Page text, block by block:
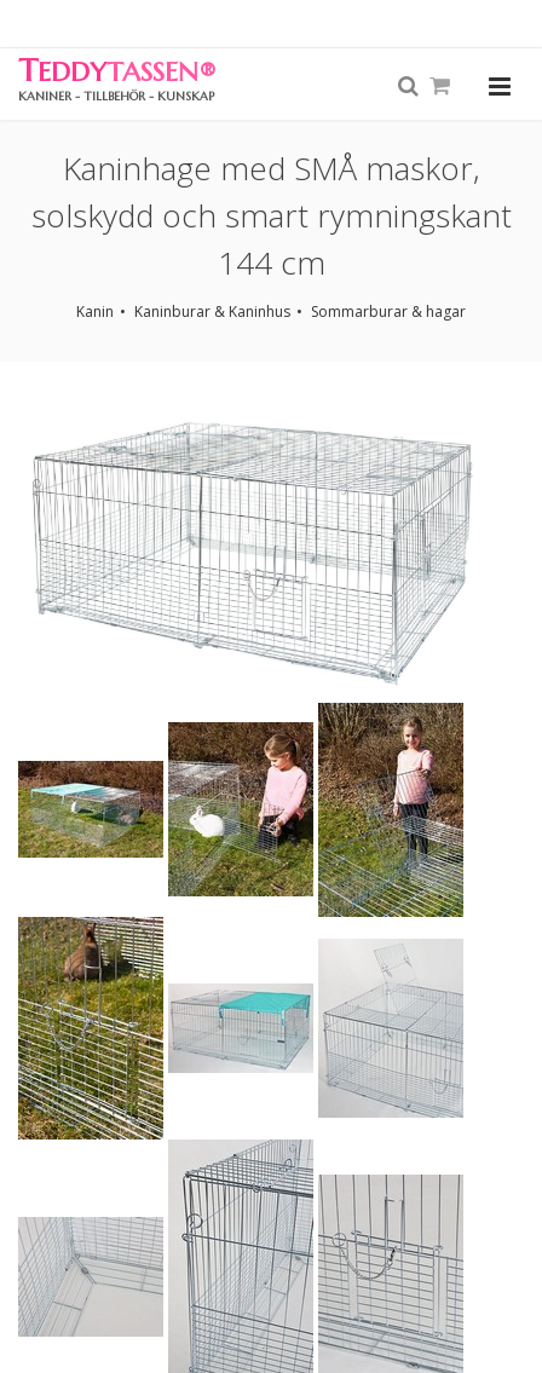
TEDDYTASSEN®
KANINER - TILLBEHÖR - KUNSKAP
Kaninhage med SMÅ maskor,
solskydd och smart rymningskant
144 cm
Kanin Kaninburar & Kaninhus Sommarburar & hagar